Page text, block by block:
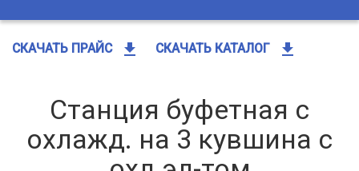
СКАЧАТЬ ПРАЙС get_app СКАЧАТЬ КАТАЛОГ get_app
Станция буфетная с
охлажд. на 3 кувшина с